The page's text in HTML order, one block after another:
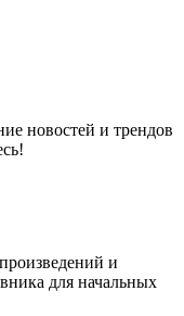
новостей и трендов
и
для начальных